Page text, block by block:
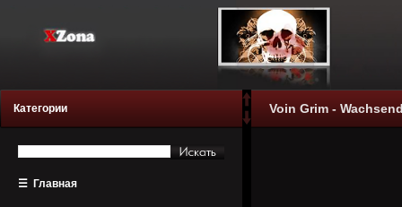
Категории
☰ Главная
Voin Grim -